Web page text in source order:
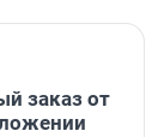
заказ от